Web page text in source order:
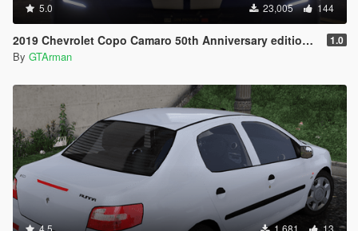
5.0 23,005 144
2019 Chevrolet Copo Camaro 50th Anniversary edition [OIV|Replace|Animated] 1.0
By GTArman